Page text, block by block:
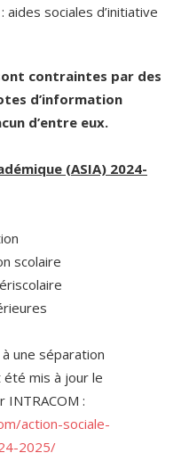
aides sociales d’initiative
contraintes par des
d’information
d’entre eux.
(ASIA) 2024-
scolaire
une séparation
mis à jour le
:
action-sociale-
2025/